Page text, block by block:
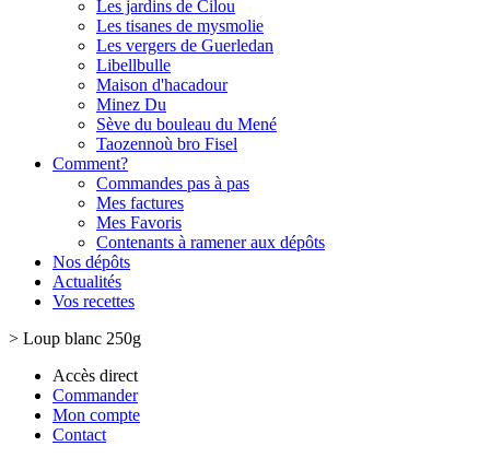
Les jardins de Cilou
Les tisanes de mysmolie
Les vergers de Guerledan
Libellbulle
Maison d'hacadour
Minez Du
Sève du bouleau du Mené
Taozennoù bro Fisel
Comment?
Commandes pas à pas
Mes factures
Mes Favoris
Contenants à ramener aux dépôts
Nos dépôts
Actualités
Vos recettes
> Loup blanc 250g
Accès direct
Commander
Mon compte
Contact